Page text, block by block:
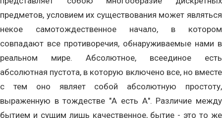
предметов, условием их существования может являться
некое самотождественное начало, в котором
совпадают все противоречия, обнаруживаемые нами в
реальном мире. Абсолютное, всеединое есть
абсолютная пустота, в которую включено все, но вместе
с тем оно являет собой абсолютную простоту,
выраженную в тождестве "А есть А". Различие между
бытием и сущим лишь качественное, бытие - это то же